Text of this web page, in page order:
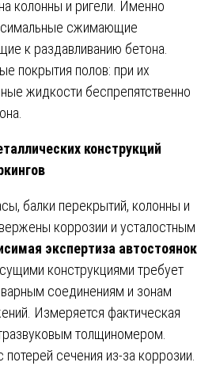
колонны и ригели. Именно
сжимающие
к раздавливанию бетона.
покрытия полов: при их
жидкости беспрепятственно
конструкций
балки перекрытий, колонны и
коррозии и усталостным
экспертиза автостоянок
конструкциями требует
соединениям и зонам
Измеряется фактическая
толщиномером.
сечения из-за коррозии.